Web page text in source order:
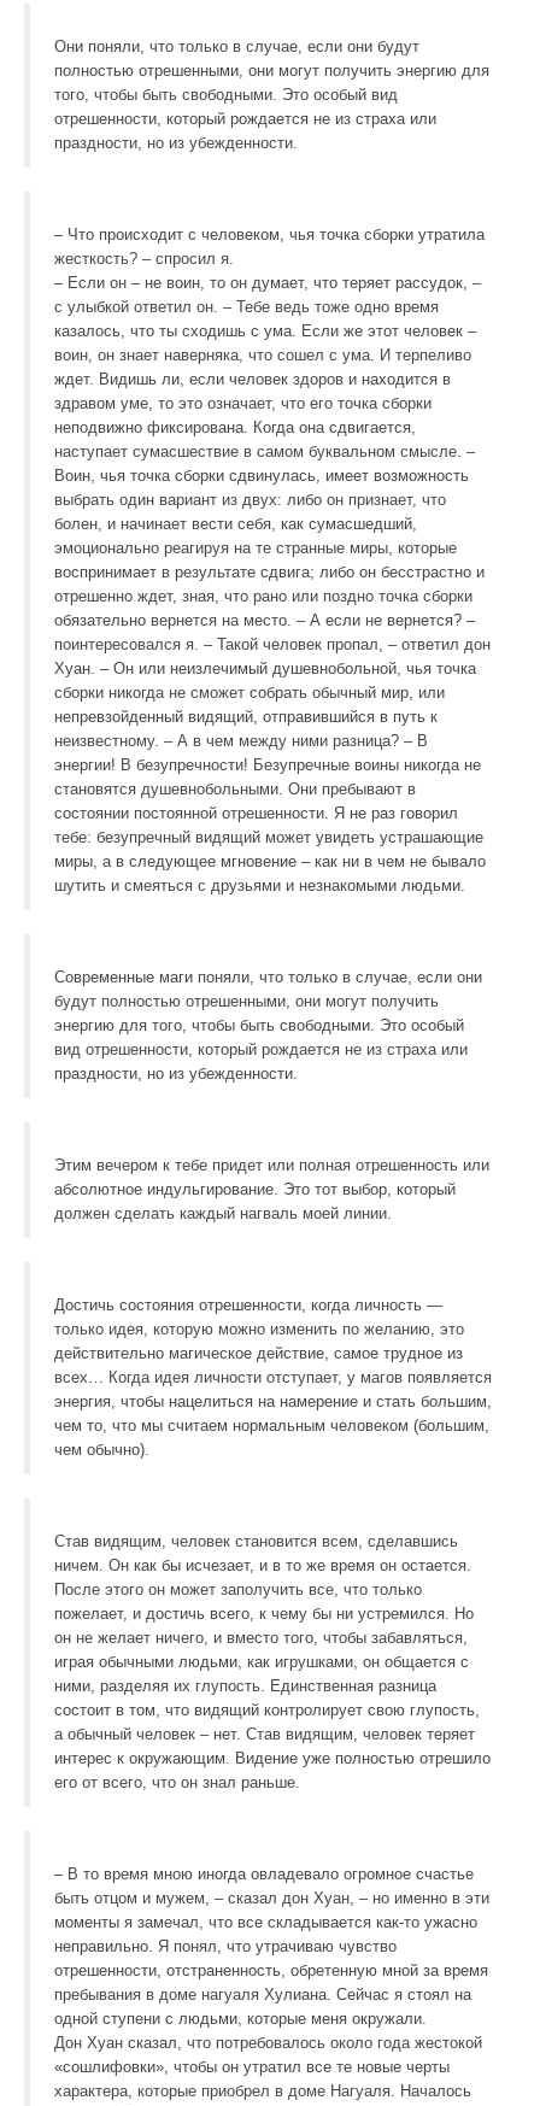
Они поняли, что только в случае, если они будут
полностью отрешенными, они могут получить энергию для
того, чтобы быть свободными. Это особый вид
отрешенности, который рождается не из страха или
праздности, но из убежденности.
– Что происходит с человеком, чья точка сборки утратила
жесткость? – спросил я.
– Если он – не воин, то он думает, что теряет рассудок, –
с улыбкой ответил он. – Тебе ведь тоже одно время
казалось, что ты сходишь с ума. Если же этот человек –
воин, он знает наверняка, что сошел с ума. И терпеливо
ждет. Видишь ли, если человек здоров и находится в
здравом уме, то это означает, что его точка сборки
неподвижно фиксирована. Когда она сдвигается,
наступает сумасшествие в самом буквальном смысле. –
Воин, чья точка сборки сдвинулась, имеет возможность
выбрать один вариант из двух: либо он признает, что
болен, и начинает вести себя, как сумасшедший,
эмоционально реагируя на те странные миры, которые
воспринимает в результате сдвига; либо он бесстрастно и
отрешенно ждет, зная, что рано или поздно точка сборки
обязательно вернется на место. – А если не вернется? –
поинтересовался я. – Такой человек пропал, – ответил дон
Хуан. – Он или неизлечимый душевнобольной, чья точка
сборки никогда не сможет собрать обычный мир, или
непревзойденный видящий, отправившийся в путь к
неизвестному. – А в чем между ними разница? – В
энергии! В безупречности! Безупречные воины никогда не
становятся душевнобольными. Они пребывают в
состоянии постоянной отрешенности. Я не раз говорил
тебе: безупречный видящий может увидеть устрашающие
миры, а в следующее мгновение – как ни в чем не бывало
шутить и смеяться с друзьями и незнакомыми людьми.
Современные маги поняли, что только в случае, если они
будут полностью отрешенными, они могут получить
энергию для того, чтобы быть свободными. Это особый
вид отрешенности, который рождается не из страха или
праздности, но из убежденности.
Этим вечером к тебе придет или полная отрешенность или
абсолютное индульгирование. Это тот выбор, который
должен сделать каждый нагваль моей линии.
Достичь состояния отрешенности, когда личность —
только идея, которую можно изменить по желанию, это
действительно магическое действие, самое трудное из
всех… Когда идея личности отступает, у магов появляется
энергия, чтобы нацелиться на намерение и стать большим,
чем то, что мы считаем нормальным человеком (большим,
чем обычно).
Став видящим, человек становится всем, сделавшись
ничем. Он как бы исчезает, и в то же время он остается.
После этого он может заполучить все, что только
пожелает, и достичь всего, к чему бы ни устремился. Но
он не желает ничего, и вместо того, чтобы забавляться,
играя обычными людьми, как игрушками, он общается с
ними, разделяя их глупость. Единственная разница
состоит в том, что видящий контролирует свою глупость,
а обычный человек – нет. Став видящим, человек теряет
интерес к окружающим. Видение уже полностью отрешило
его от всего, что он знал раньше.
– В то время мною иногда овладевало огромное счастье
быть отцом и мужем, – сказал дон Хуан, – но именно в эти
моменты я замечал, что все складывается как-то ужасно
неправильно. Я понял, что утрачиваю чувство
отрешенности, отстраненность, обретенную мной за время
пребывания в доме нагуаля Хулиана. Сейчас я стоял на
одной ступени с людьми, которые меня окружали.
Дон Хуан сказал, что потребовалось около года жестокой
«сошлифовки», чтобы он утратил все те новые черты
характера, которые приобрел в доме Нагуаля. Началось